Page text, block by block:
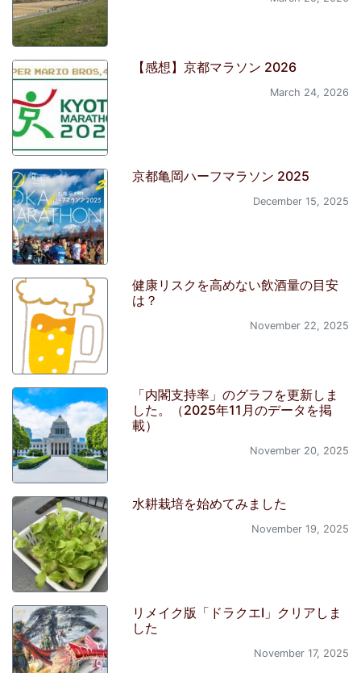
【感想】京都マラソン 2026
March 24, 2026
京都亀岡ハーフマラソン 2025
December 15, 2025
健康リスクを高めない飲酒量の目安
は？
November 22, 2025
「内閣支持率」のグラフを更新しま
した。（2025年11月のデータを掲
載）
November 20, 2025
水耕栽培を始めてみました
November 19, 2025
リメイク版「ドラクエI」クリアしま
した
November 17, 2025